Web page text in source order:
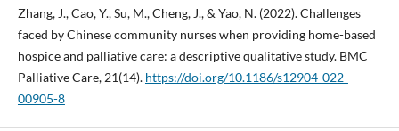
Zhang, J., Cao, Y., Su, M., Cheng, J., & Yao, N. (2022). Challenges
faced by Chinese community nurses when providing home-based
hospice and palliative care: a descriptive qualitative study. BMC
Palliative Care, 21(14). https://doi.org/10.1186/s12904-022-
00905-8